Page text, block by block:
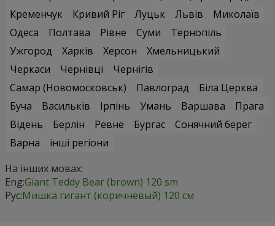
Кременчук
Кривий Ріг Луцьк Львів
Миколаїв
Одеса
Полтава Рівне Суми
Тернопіль
Ужгород
Харків Херсон
Хмельницький
Черкаси
Чернівці
Чернігів
Самар (Новомосковськ)
Павлоград
Біла Церква
Буча
Васильків Ірпінь Умань Варшава
Прага
Відень
Берлін Ревне Бургас
Сонячний берег
Варна
інші регіони
На інших мовах:
Eng:Giant Teddy Bear (brown) 120 sm
Рус:Мишка гигант (коричневый) 120 см